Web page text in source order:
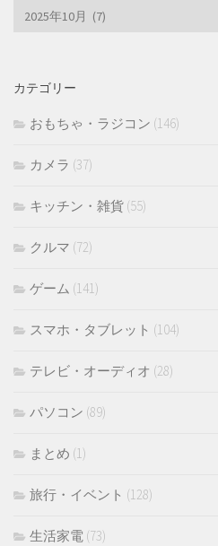
ア
ブ
カテゴリー
おもちゃ・ラジコン (146)
カメラ (37)
キッチン・雑貨 (55)
クルマ (72)
ゲーム (141)
スマホ・タブレット (104)
テレビ・オーディオ (28)
パソコン (89)
まとめ (1)
旅行・イベント (128)
生活家電 (73)